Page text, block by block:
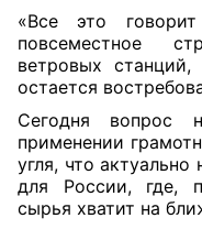
«Все это
повсеместное
ветровых
остается
Сегодня
применении
угля, что
для России, где,
сырья хватит на